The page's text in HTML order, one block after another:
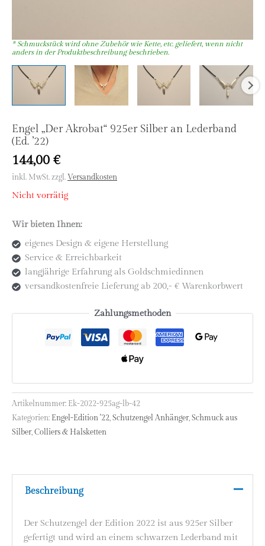
Engel „Der Akrobat“ 925er Silber an Lederband
(Ed. ’22)
144,00 €
inkl. MwSt.zzgl.Versandkosten
Nicht vorrätig
Wir bieten Ihnen:
eigenes Design & eigene Herstellung
Service & Erreichbarkeit
langjährige Erfahrung als Goldschmiedinnen
versandkostenfreie Lieferung ab 200,- € Warenkorbwert
Zahlungsmethoden
Artikelnummer: Ek-2022-925ag-lb-42
Kategorien: Engel-Edition '22,Schutzengel Anhänger,Schmuck aus
Silber,Colliers & Halsketten
Beschreibung
Der Schutzengel der Edition 2022 ist aus 925er Silber
gefertigt und wird an einem schwarzen Lederband mit